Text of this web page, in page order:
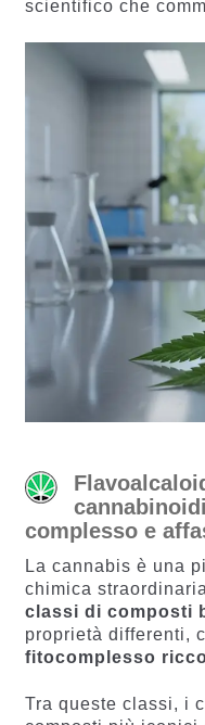
scientifico che
complesso e
La cannabis è una
chimica
classi di composti
proprietà differenti,
fitocomplesso
Tra queste classi, i